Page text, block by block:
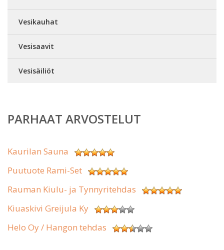
Vesikauhat
Vesisaavit
Vesisäiliöt
PARHAAT ARVOSTELUT
Kaurilan Sauna
Puutuote Rami-Set
Rauman Kiulu- ja Tynnyritehdas
Kiuaskivi Greijula Ky
Helo Oy / Hangon tehdas